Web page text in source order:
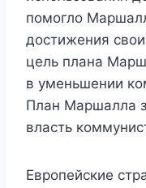
помогло
достижения
цель плана
в уменьшении
План Маршалла
власть
Европейские